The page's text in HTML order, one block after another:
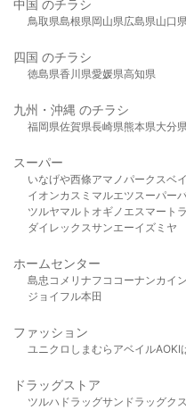
中国 のチラシ
鳥取県島根県岡山県広島県山口
四国 のチラシ
徳島県香川県愛媛県高知県
九州・沖縄 のチラシ
福岡県佐賀県長崎県熊本県大分
スーパー
いなげや西條アマノパークスベ
イオンカスミ マルエツスーパー
ツルヤマルト オギノ エスマート
ダイレックスサンエーイズミヤ
ホームセンター
島忠 コメリ ナフコ コーナンカイ
ジョイフル本田
ファッション
ユニクロ しまむら アベイルAOKI
ドラッグストア
ツルハドラッグサンドラッグク